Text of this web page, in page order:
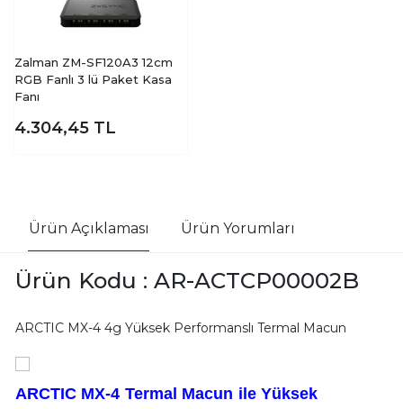
Zalman ZM-SF120A3 12cm
RGB Fanlı 3 lü Paket Kasa
Fanı
4.304,45 TL
Ürün Açıklaması Ürün Yorumları
Ürün Kodu : AR-ACTCP00002B
ARCTIC MX-4 4g Yüksek Performanslı Termal Macun
ARCTIC MX-4 Termal Macun ile Yüksek